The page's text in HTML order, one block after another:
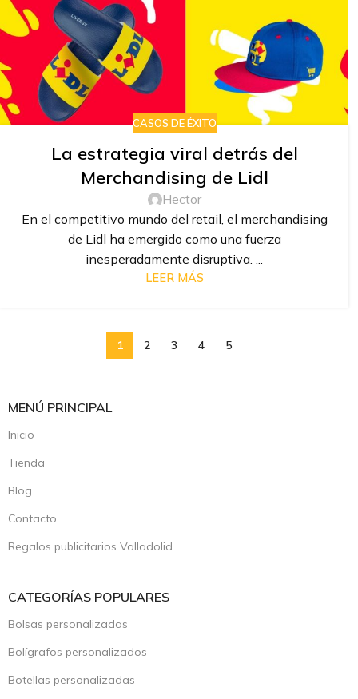
CASOS DE ÉXITO
La estrategia viral detrás del
Merchandising de Lidl
Hector
En el competitivo mundo del retail, el merchandising
de Lidl ha emergido como una fuerza
inesperadamente disruptiva. ...
LEER MÁS
1 2 3 4 5
MENÚ PRINCIPAL
Inicio
Tienda
Blog
Contacto
Regalos publicitarios Valladolid
CATEGORÍAS POPULARES
Bolsas personalizadas
Bolígrafos personalizados
Botellas personalizadas